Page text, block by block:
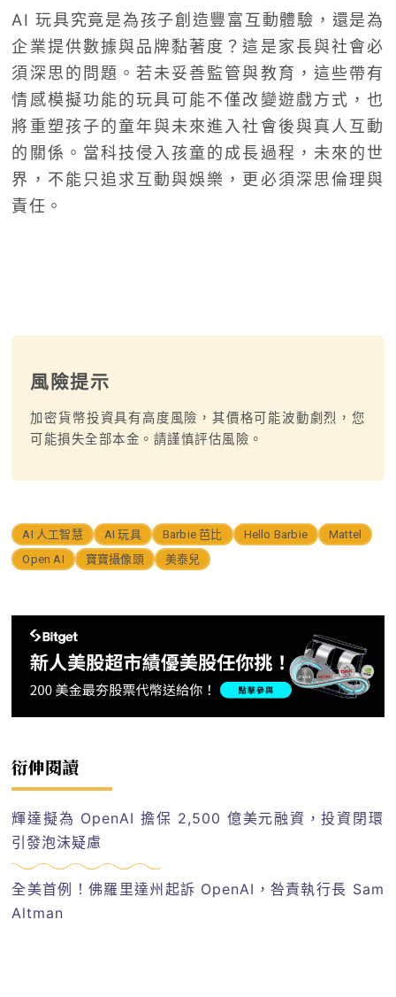
AI 玩具究竟是為孩子創造豐富互動體驗，還是為
企業提供數據與品牌黏著度？這是家長與社會必
須深思的問題。若未妥善監管與教育，這些帶有
情感模擬功能的玩具可能不僅改變遊戲方式，也
將重塑孩子的童年與未來進入社會後與真人互動
的關係。當科技侵入孩童的成長過程，未來的世
界，不能只追求互動與娛樂，更必須深思倫理與
責任。
風險提示
加密貨幣投資具有高度風險，其價格可能波動劇烈，您
可能損失全部本金。請謹慎評估風險。
AI 人工智慧 AI 玩具 Barbie 芭比 Hello Barbie
Mattel
Open AI
寶寶攝像頭 美泰兒
衍伸閱讀
輝達擬為 OpenAI 擔保 2,500 億美元融資，投資閉環
引發泡沫疑慮
全美首例！佛羅里達州起訴 OpenAI，咎責執行長 Sam
Altman